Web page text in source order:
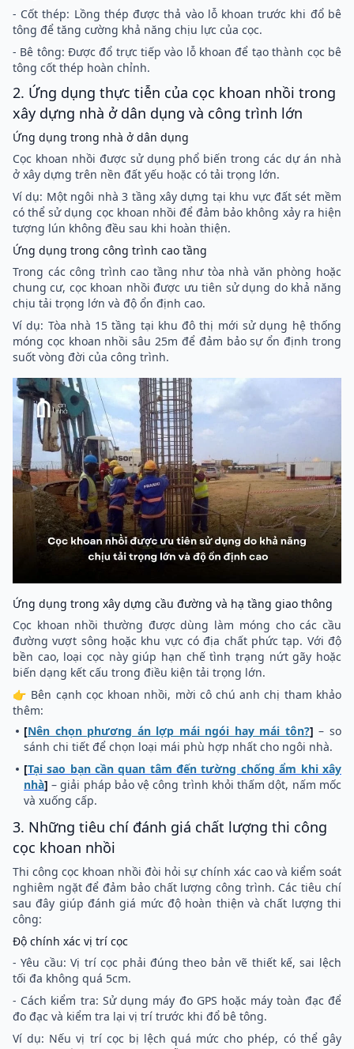
- Cốt thép: Lồng thép được thả vào lỗ khoan trước khi đổ bê
tông để tăng cường khả năng chịu lực của cọc.
- Bê tông: Được đổ trực tiếp vào lỗ khoan để tạo thành cọc bê
tông cốt thép hoàn chỉnh.
2. Ứng dụng thực tiễn của cọc khoan nhồi trong
xây dựng nhà ở dân dụng và công trình lớn
Ứng dụng trong nhà ở dân dụng
Cọc khoan nhồi được sử dụng phổ biến trong các dự án nhà
ở xây dựng trên nền đất yếu hoặc có tải trọng lớn.
Ví dụ: Một ngôi nhà 3 tầng xây dựng tại khu vực đất sét mềm
có thể sử dụng cọc khoan nhồi để đảm bảo không xảy ra hiện
tượng lún không đều sau khi hoàn thiện.
Ứng dụng trong công trình cao tầng
Trong các công trình cao tầng như tòa nhà văn phòng hoặc
chung cư, cọc khoan nhồi được ưu tiên sử dụng do khả năng
chịu tải trọng lớn và độ ổn định cao.
Ví dụ: Tòa nhà 15 tầng tại khu đô thị mới sử dụng hệ thống
móng cọc khoan nhồi sâu 25m để đảm bảo sự ổn định trong
suốt vòng đời của công trình.
Ứng dụng trong xây dựng cầu đường và hạ tầng giao thông
Cọc khoan nhồi thường được dùng làm móng cho các cầu
đường vượt sông hoặc khu vực có địa chất phức tạp. Với độ
bền cao, loại cọc này giúp hạn chế tình trạng nứt gãy hoặc
biến dạng kết cấu trong điều kiện tải trọng lớn.
👉 Bên cạnh cọc khoan nhồi, mời cô chú anh chị tham khảo
thêm:
[Nên chọn phương án lợp mái ngói hay mái tôn?] – so
sánh chi tiết để chọn loại mái phù hợp nhất cho ngôi nhà.
[Tại sao bạn cần quan tâm đến tường chống ẩm khi xây
nhà] – giải pháp bảo vệ công trình khỏi thấm dột, nấm mốc
và xuống cấp.
3. Những tiêu chí đánh giá chất lượng thi công
cọc khoan nhồi
Thi công cọc khoan nhồi đòi hỏi sự chính xác cao và kiểm soát
nghiêm ngặt để đảm bảo chất lượng công trình. Các tiêu chí
sau đây giúp đánh giá mức độ hoàn thiện và chất lượng thi
công:
Độ chính xác vị trí cọc
- Yêu cầu: Vị trí cọc phải đúng theo bản vẽ thiết kế, sai lệch
tối đa không quá 5cm.
- Cách kiểm tra: Sử dụng máy đo GPS hoặc máy toàn đạc để
đo đạc và kiểm tra lại vị trí trước khi đổ bê tông.
Ví dụ: Nếu vị trí cọc bị lệch quá mức cho phép, có thể gây